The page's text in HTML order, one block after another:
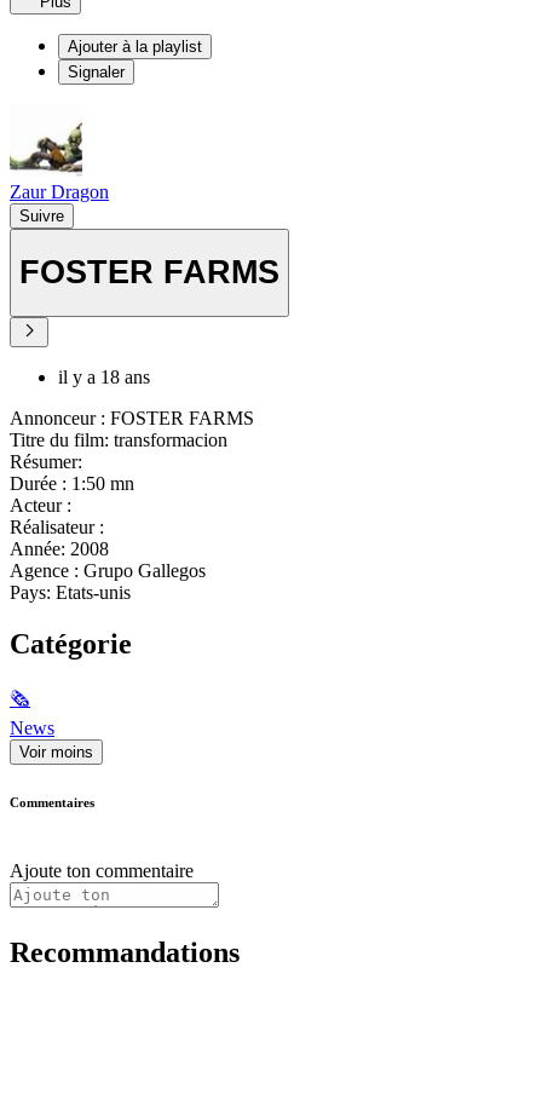
Ajouter à la playlist
Signaler
Zaur Dragon
Suivre
FOSTER FARMS
il y a 18 ans
Annonceur : FOSTER FARMS
Titre du film: transformacion
Résumer:
Durée : 1:50 mn
Acteur :
Réalisateur :
Année: 2008
Agence : Grupo Gallegos
Pays: Etats-unis
Catégorie
🗞
News
Voir moins
Commentaires
Ajoute ton commentaire
Recommandations